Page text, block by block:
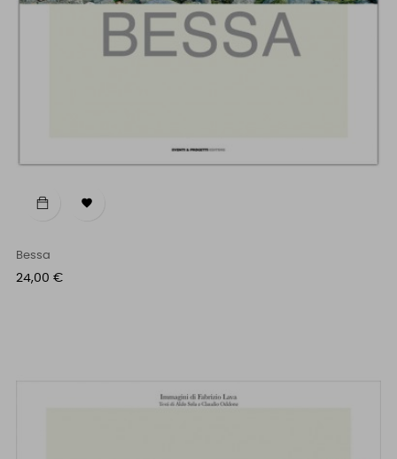

Bessa
Prezzo
24,00 €